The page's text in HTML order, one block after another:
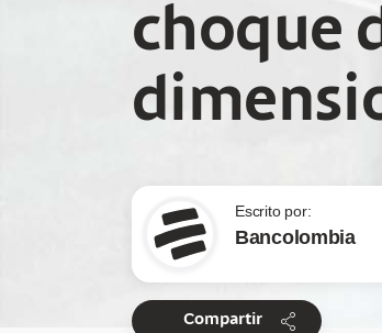
choque
Escrito por:
Bancolombia
Compartir share